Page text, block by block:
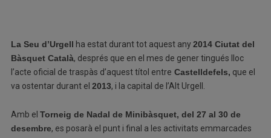
La Seu d’Urgell ha estat durant tot aquest any2014 Ciutat del
Bàsquet Català, després que en el mes de gener tingués lloc
l’acte oficial de traspàs d’aquest títol entre Castelldefels, que el
va ostentar durant el 2013, i la capital de l’Alt Urgell.
Amb el Torneig de Nadal de Minibàsquet, del 27 al 30 de
desembre, es posarà el punt i final a les activitats emmarcades